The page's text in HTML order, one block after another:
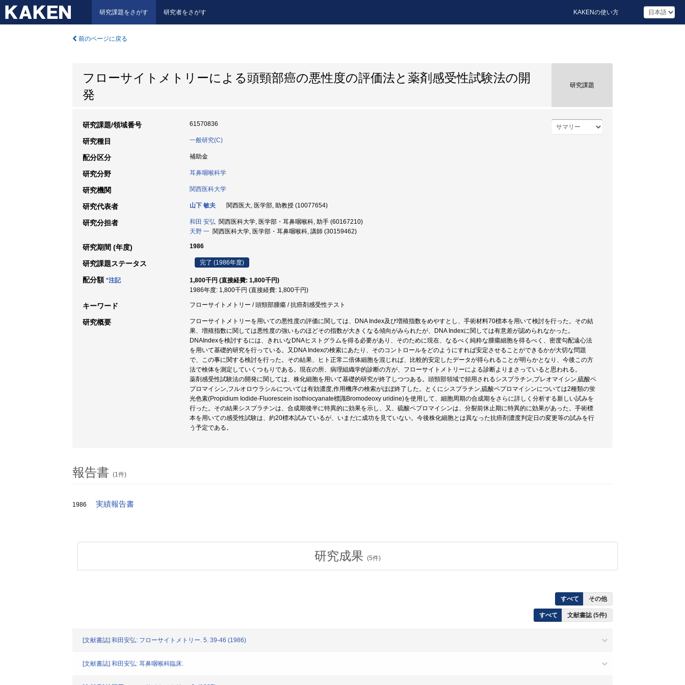
研究課題をさがす 研究者をさがす KAKENの使い方
前のページに戻る
フローサイトメトリーによる頭頸部癌の悪性度の評価法と薬剤感受性試験法の開
発
研究課題
研究課題/領域番号 61570836
研究種目 一般研究(C)
配分区分 補助金
研究分野 耳鼻咽喉科学
研究機関 関西医科大学
研究代表者 山下 敏夫 関西医大, 医学部, 助教授 (10077654)
研究分担者 和田 安弘 関西医科大学, 医学部・耳鼻咽喉科, 助手 (60167210)
天野 一 関西医科大学, 医学部・耳鼻咽喉科, 講師 (30159462)
研究期間 (年度) 1986
研究課題ステータス 完了 (1986年度)
配分額 *注記
1,800千円 (直接経費: 1,800千円)
1986年度: 1,800千円 (直接経費: 1,800千円)
キーワード フローサイトメトリー / 頭頸部腫瘍 / 抗癌剤感受性テスト
研究概要
フローサイトメトリーを用いての悪性度の評価に関しては、DNA Index及び増殖指数をめやすとし、手術材料70標本を用いて検討を行った。その結
果、増殖指数に関しては悪性度の強いものほどその指数が大きくなる傾向がみられたが、DNA Indexに関しては有意差が認められなかった。
DNAIndexを検討するには、きれいなDNAヒストグラムを得る必要があり、そのために現在、なるべく純粋な腫瘍細胞を得るべく、密度勾配遠心法
を用いて基礎的研究を行っている。又DNA Indexの検索にあたり、そのコントロールをどのようにすれば安定させることができるかが大切な問題
で、この事に関する検討を行った。その結果、ヒト正常二倍体細胞を混じれば、比較的安定したデータが得られることが明らかとなり、今後この方
法で検体を測定していくつもりである。現在の所、病理組織学的診断の方が、フローサイトメトリーによる診断よりまさっていると思われる。
薬剤感受性試験法の開発に関しては、株化細胞を用いて基礎的研究が終了しつつある。頭頸部領域で頻用されるシスプラチン,プレオマイシン,硫酸ペ
プロマイシン,フルオロウラシルについては有効濃度,作用機序の検索がほぼ終了した。とくにシスプラチン,硫酸ペプロマイシンについては2種類の蛍
光色素(Propidium Iodide-Fluorescein isothiocyanate標識Bromodeoxy uridine)を使用して、細胞周期の合成期をさらに詳しく分析する新しい試みを
行った。その結果シスプラチンは、合成期後半に特異的に効果を示し、又、硫酸ペプロマイシンは、分裂前休止期に特異的に効果があった。手術標
本を用いての感受性試験は、約20標本試みているが、いまだに成功を見ていない。今後株化細胞とは異なった抗癌剤濃度判定日の変更等の試みを行
う予定である。
報告書 (1件)
1986 実績報告書
研究成果 (5件)
すべて その他
すべて 文献書誌 (5件)
[文献書誌] 和田安弘: フローサイトメトリー. 5. 39-46 (1986)
[文献書誌] 和田安弘: 耳鼻咽喉科臨床.